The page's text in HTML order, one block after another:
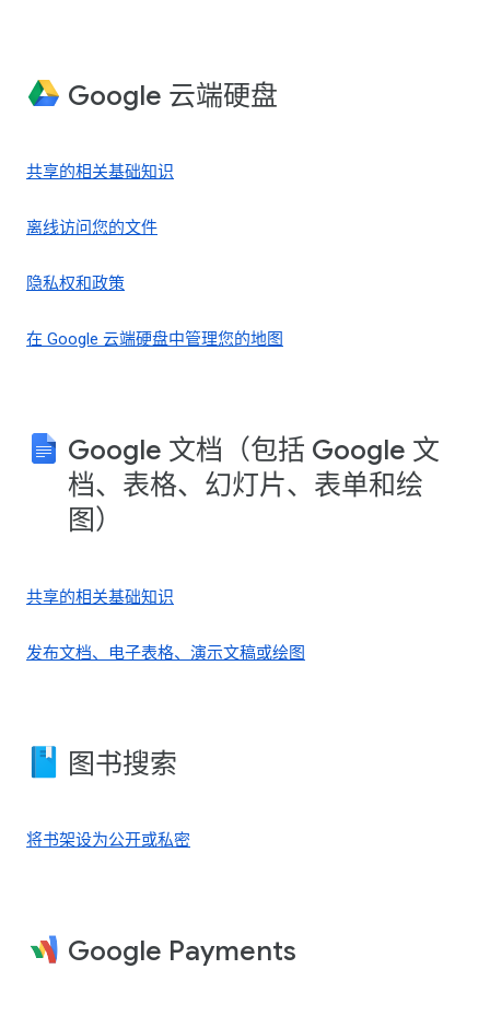
Google 云端硬盘
共享的相关基础知识
离线访问您的文件
隐私权和政策
在 Google 云端硬盘中管理您的地图
Google 文档（包括 Google 文
档、表格、幻灯片、表单和绘
图）
共享的相关基础知识
发布文档、电子表格、演示文稿或绘图
图书搜索
将书架设为公开或私密
Google Payments